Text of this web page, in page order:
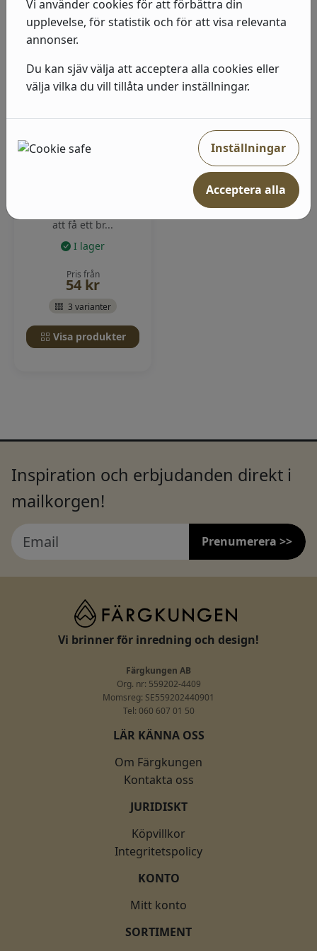
Visa produkter Visa produkter
att få ett br...
I lager
Pris från
54 kr
3 varianter
Visa produkter
Inspiration och erbjudanden direkt i
mailkorgen!
Prenumerera >>
Vi brinner för inredning och design!
Färgkungen AB
Org. nr: 559202-4409
Momsreg: SE559202440901
Tel: 060 607 01 50
LÄR KÄNNA OSS
Om Färgkungen
Kontakta oss
JURIDISKT
Köpvillkor
Integritetspolicy
KONTO
Mitt konto
SORTIMENT
Vi använder cookies för att förbättra din
upplevelse, för statistik och för att visa relevanta
annonser.
Du kan sjäv välja att acceptera alla cookies eller
välja vilka du vill tillåta under inställningar.
Inställningar
Acceptera alla